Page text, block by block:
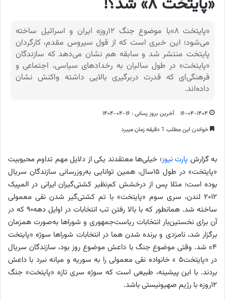
«پایتخت ۸»با موضوع جنگ ۱۲روزه ایران و اسرائیل ساخته
می‌شود؛ این خبری است که از قول سیروس مقدم، کارگردان
پایتخت منتشر شد و سابقه هم نشان می‌دهد که سازندگان
«پایتخت» در طول سالیان به رخدادهای سیاسی، اجتماعی و
فرهنگی‌ای که قدرت دربرگیری بالایی داشته واکنش نشان
داده‌اند.
۱۶-۰۴-۱۴۰۴
آخرین بروز رسانی : ۱۶-۰۴-۱۴۰۴
خواندن این مطلب 1 دقیقه زمان میبرد
به گزارش پارت نیوز؛ خیلی‌ها معتقدند یکی از دلایل مهم تداوم محبوبیت
«پایتخت» در طول ۱۵سال، همین توانایی به‌روزرسانی سازندگان سریال
بوده است؛ مثلا پس از درخشش کم‌نظیر کشتی‌گیران ایرانی در المپیک
۲۰۱۲ لندن، سری سوم «پایتخت» با تم کشتی‌گیر شدن نقی معمولی
ساخته شد. همانطور که با بالا رفتن تب انتخابات در اوایل دهه۹۰ که در
آن برای نخستین‌بار انتخابات ریاست‌جمهوری و شوراها به‌صورت همزمان
برگزار شد، نامزدی و برنده شدن هما در انتخابات شوراها سوژه «پایتخت
۴» شد. وقتی ‌موضوع جنگ با داعش موضوع روز بود، سازندگان سریال
در «پایتخت۵ » خانواده نقی معمولی را به سوریه و میانه نبرد با داعش
بردند. با این پیشینه، طبیعی است که سوژه سری تازه «پایتخت» جنگ
۱۲روزه با رژیم صهیونیستی باشد.